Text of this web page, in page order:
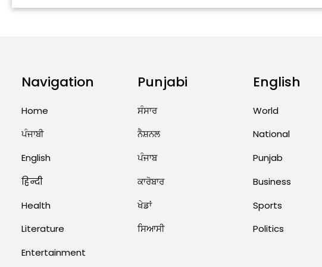
Navigation
Home
ਪੰਜਾਬੀ
English
हिन्दी
Health
Literature
Entertainment
Punjabi
ਸੰਸਾਰ
ਨੈਸ਼ਨਲ
ਪੰਜਾਬ
ਕਾਰੋਬਾਰ
ਖੇਡਾਂ
ਸਿਆਸੀ
English
World
National
Punjab
Business
Sports
Politics